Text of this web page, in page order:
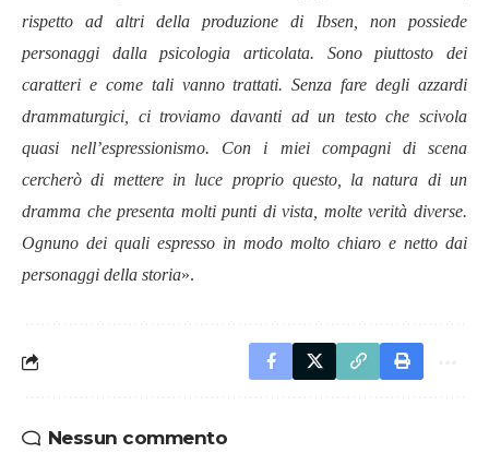
rispetto ad altri della produzione di Ibsen, non possiede
personaggi dalla psicologia articolata. Sono piuttosto dei
caratteri e come tali vanno trattati. Senza fare degli azzardi
drammaturgici, ci troviamo davanti ad un testo che scivola
quasi nell’espressionismo. Con i miei compagni di scena
cercherò di mettere in luce proprio questo, la natura di un
dramma che presenta moltipunti di vista , molteverità diverse.
Ognuno dei quali espresso in modo molto chiaro e netto dai
personaggi della storia».
Nessun commento